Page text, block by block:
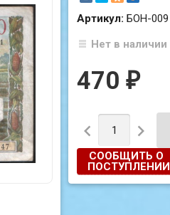
Артикул:БОН-009
Нет в наличии
470₽
 
СООБЩИТЬ О
ПОСТУПЛЕНИИ